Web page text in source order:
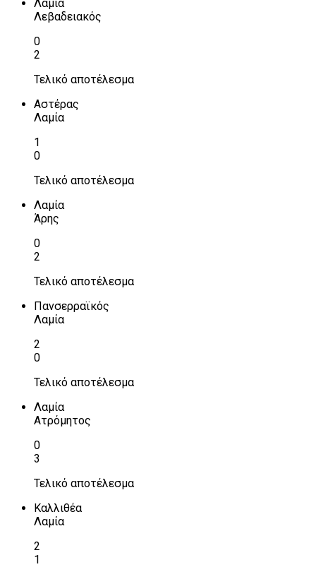
Λαμία
Λεβαδειακός
0
2
Τελικό αποτέλεσμα
Αστέρας
Λαμία
1
0
Τελικό αποτέλεσμα
Λαμία
Άρης
0
2
Τελικό αποτέλεσμα
Πανσερραϊκός
Λαμία
2
0
Τελικό αποτέλεσμα
Λαμία
Ατρόμητος
0
3
Τελικό αποτέλεσμα
Καλλιθέα
Λαμία
2
1